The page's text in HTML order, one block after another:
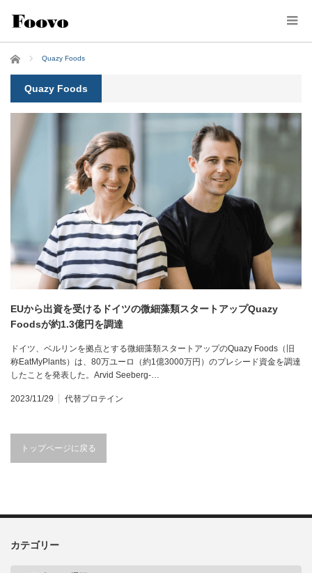
ホーム Quazy Foods
Quazy Foods
EUから出資を受けるドイツの微細藻類スタートアップQuazy
Foodsが約1.3億円を調達
ドイツ、ベルリンを拠点とする微細藻類スタートアップのQuazy Foods（旧
称EatMyPlants）は、80万ユーロ（約1億3000万円）のプレシード資金を調達
したことを発表した。Arvid Seeberg-…
2023/11/29 代替プロテイン
トップページに戻る
カテゴリー